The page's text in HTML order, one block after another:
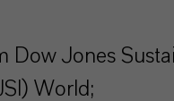
Dow Jones
World;